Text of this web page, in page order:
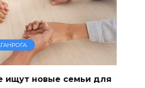
ищут новые семьи для